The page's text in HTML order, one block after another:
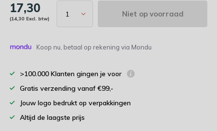
17,30
(14,30 Excl. btw)
Niet op voorraad
Koop nu, betaal op rekening via Mondu
>100.000 Klanten gingen je voor
Gratis verzending vanaf €99,-
Jouw logo bedrukt op verpakkingen
Altijd de laagste prijs